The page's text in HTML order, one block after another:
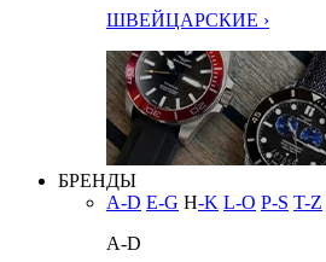
ШВЕЙЦАРСКИЕ ›
БРЕНДЫ
A-D E-G H-K L-O P-S T-Z
A-D